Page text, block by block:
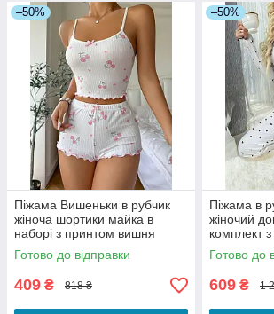
–50%
Піжама Вишеньки в рубчик
жіноча шортики майка в
наборі з принтом вишня
рожева колір білий розмір S
Готово до відправки
409 ₴ 818 ₴
–50%
Піжама в
жіночий
комплект
штани
Готово до
609 ₴ 1